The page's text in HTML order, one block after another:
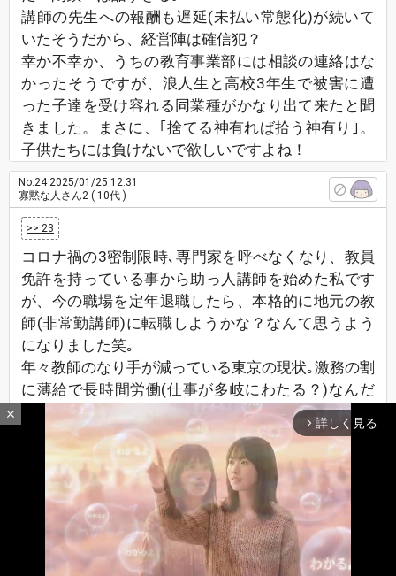
最新レスへ 下へ
講師の先生への報酬も遅延(未払い常態化)が続いて
いたそうだから、経営陣は確信犯？
幸か不幸か、うちの教育事業部には相談の連絡はな
かったそうですが、浪人生と高校3年生で被害に遭
った子達を受け容れる同業種がかなり出て来たと聞
きました。まさに、｢捨てる神有れば拾う神有り｣。
子供たちには負けないで欲しいですよね！
No.242025/01/25 12:31
寡黙な人さん2 ( 10代 )
>> 23
コロナ禍の3密制限時､専門家を呼べなくなり、教員
免許を持っている事から助っ人講師を始めた私です
が、今の職場を定年退職したら、本格的に地元の教
師(非常勤講師)に転職しようかな？なんて思うよう
になりました笑｡
年々教師のなり手が減っている東京の現状｡激務の割
に薄給で長時間労働(仕事が多岐にわたる？)なんだ
そうです。
進学校は勿論、居場所を求めて入学する通信制高校
等も先生の確保が難しく､少数精鋭で頑張りすぎて体
調を崩して退職してしまう悪循環･･･ローカルニュ
ースでは有名です。
縁あって｢なんちゃって先生｣を時折しているので､
退職する時期がきたら教育委員会に非常勤講師登録
しようかな？と真面目に考えています。数学以外は
close
arrow_forward_ios 詳しく見る